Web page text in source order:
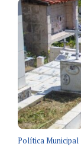
Política Municipal